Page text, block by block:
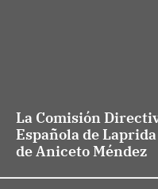
La Comisión
Española de
de Aniceto Méndez